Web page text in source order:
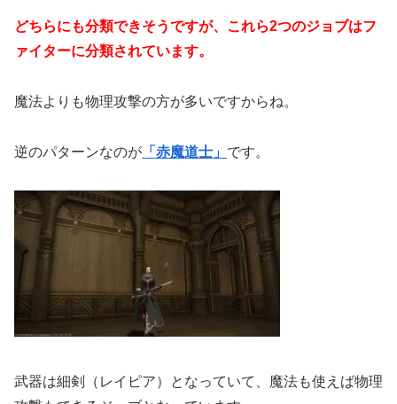
どちらにも分類できそうですが、これら2つのジョブはフ
ァイターに分類されています。
魔法よりも物理攻撃の方が多いですからね。
逆のパターンなのが 「赤魔道士」 です。
武器は細剣（レイピア）となっていて、魔法も使えば物理